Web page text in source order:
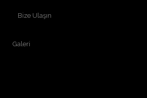
Bize Ulaşın
Galeri